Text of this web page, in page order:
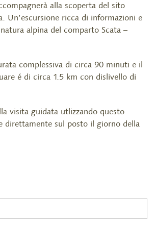
alla scoperta del sito
Un’escursione ricca di informazioni e
alpina del comparto Scata –
complessiva di circa 90 minuti e il
é di circa 1.5 km con dislivello di
visita guidata utlizzando questo
direttamente sul posto il giorno della